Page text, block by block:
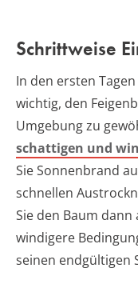
Schrittweise
In den ersten
wichtig, den
Umgebung zu
schattigen und
Sie Sonnenbrand
schnellen
Sie den Baum
windigere
seinen endgültigen